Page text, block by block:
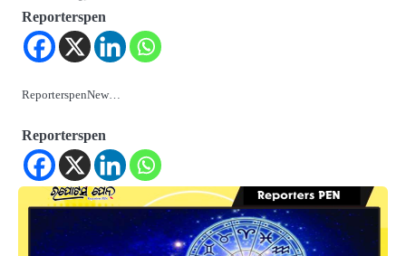
Reporterspen
ReporterspenNew…
Reporterspen